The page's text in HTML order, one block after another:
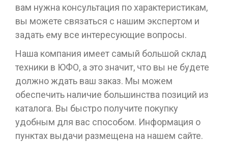
вам нужна консультация по характеристикам,
вы можете связаться с нашим экспертом и
задать ему все интересующие вопросы.
Наша компания имеет самый большой склад
техники в ЮФО, а это значит, что вы не будете
должно ждать ваш заказ. Мы можем
обеспечить наличие большинства позиций из
каталога. Вы быстро получите покупку
удобным для вас способом. Информация о
пунктах выдачи размещена на нашем сайте.